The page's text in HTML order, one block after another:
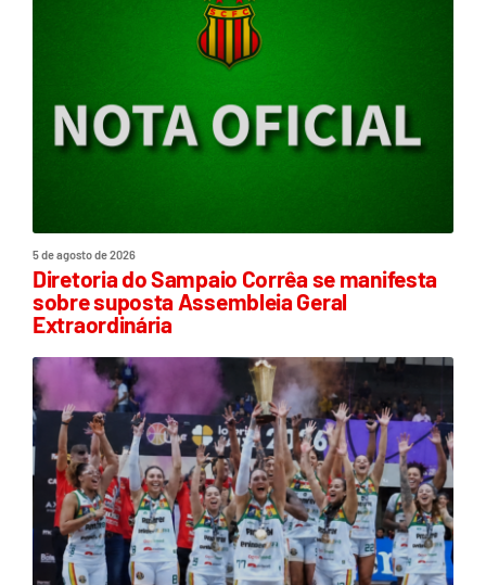
5 de agosto de 2026
Diretoria do Sampaio Corrêa se manifesta
sobre suposta Assembleia Geral
Extraordinária